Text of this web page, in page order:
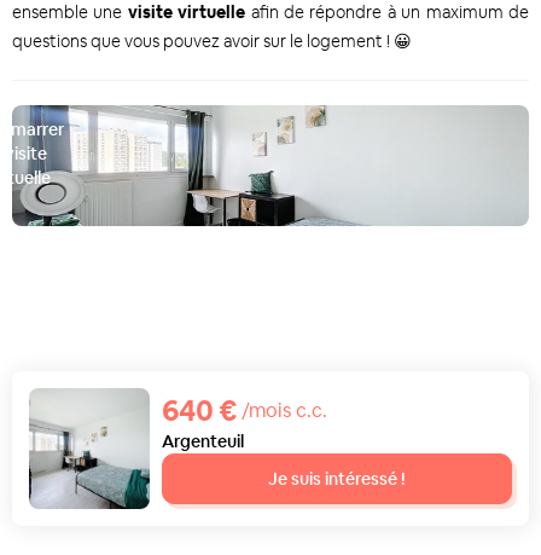
ensemble une visite virtuelle afin de répondre à un maximum de
questions que vous pouvez avoir sur le logement ! 😀
visite
640 € /mois c.c.
Argenteuil
Je suis intéressé !